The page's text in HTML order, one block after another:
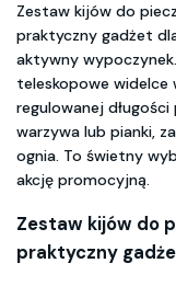
Zestaw kijów do
praktyczny gadżet
aktywny
teleskopowe widelce
regulowanej
warzywa lub pianki,
ognia. To świetny
akcję promocyjną.
Zestaw kijów do
praktyczny